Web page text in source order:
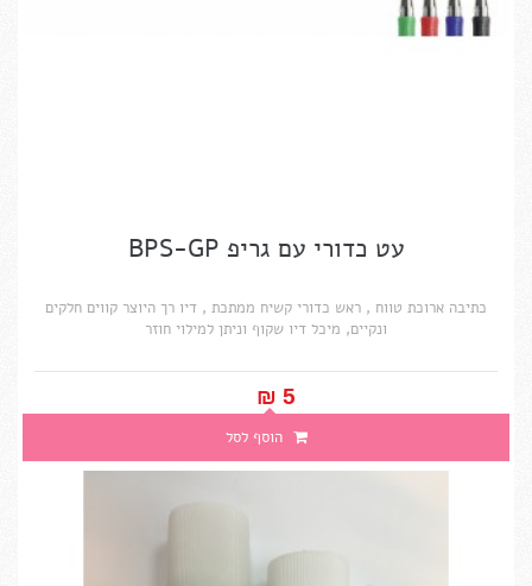
עט כדורי עם גריפ BPS-GP
כתיבה ארוכת טווח , ראש כדורי קשיח ממתכת , דיו רך היוצר קווים חלקים
ונקיים, מיכל דיו שקוף וניתן למילוי חוזר
5 ₪‎
הוסף לסל